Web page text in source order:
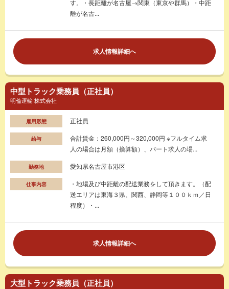
す。・長距離が名古屋→関東（東京や群馬）・中距
離が名古...
求人情報詳細へ
中型トラック乗務員（正社員）
明倫運輸 株式会社
雇用形態 正社員
給与
合計賃金：260,000円～320,000円 ※フルタイム求
人の場合は月額（換算額）、パート求人の場...
勤務地 愛知県名古屋市港区
仕事内容
・地場及び中距離の配送業務をして頂きます。（配
送エリアは東海３県、関西、静岡等１００ｋｍ／日
程度）・...
求人情報詳細へ
大型トラック乗務員（正社員）